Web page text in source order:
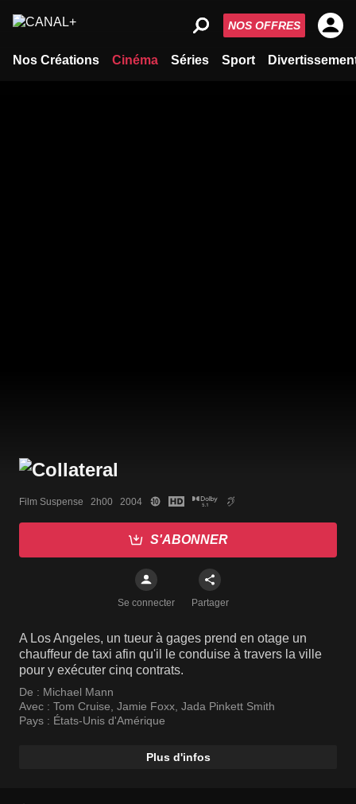
Nos Créations Cinéma Séries Sport
NOS OFFRES
Film Suspense   2h00   2004
S'ABONNER
Se connecter Partager
A Los Angeles, un tueur à gages prend en otage un
chauffeur de taxi afin qu'il le conduise à travers la ville
pour y exécuter cinq contrats.
De : Michael Mann
Avec : Tom Cruise, Jamie Foxx, Jada Pinkett Smith
Pays : États-Unis d'Amérique
Plus d'infos